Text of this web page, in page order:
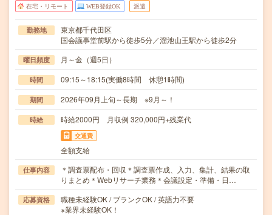
在宅・リモート WEB登録OK 派遣
勤務地
東京都千代田区
国会議事堂前駅から徒歩5分／溜池山王駅から徒歩2分
曜日頻度 月～金（週5日）
時間 09:15～18:15(実働8時間 休憩1時間)
期間 2026年09月上旬～長期 ※9月～！
時給 時給2000円 月収例 320,000円+残業代
交通費
全額支給
仕事内容
＊調査票配布・回収＊調査票作成、入力、集計、結果の取
りまとめ＊Webリサーチ業務＊会議設定・準備・日…
応募資格
職種未経験OK / ブランクOK / 英語力不要
※業界未経験OK！